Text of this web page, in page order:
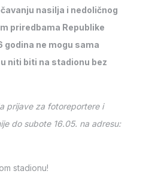
nasilja i nedoličnog
priredbama Republike
godina ne mogu sama
niti biti na stadionu bez
prijave za fotoreportere i
do subote 16.05. na adresu:
stadionu!